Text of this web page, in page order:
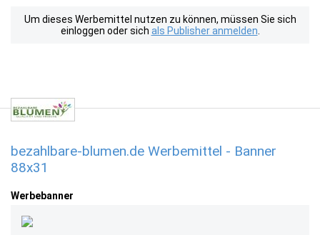
Um dieses Werbemittel nutzen zu können, müssen Sie sich
einloggen oder sich als Publisher anmelden
bezahlbare-blumen.de Werbemittel - Banner
88x31
Werbebanner